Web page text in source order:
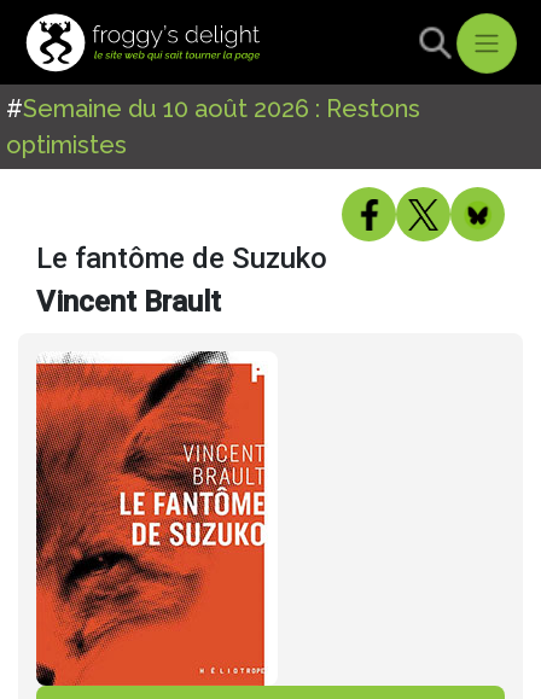
#Semaine du 10 août 2026 : Restons
optimistes
Le fantôme de Suzuko
Vincent Brault